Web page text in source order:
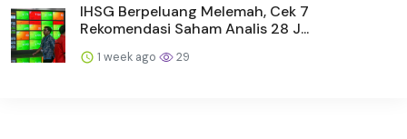
IHSG Berpeluang Melemah, Cek 7
Rekomendasi Saham Analis 28 J...
1 week ago 29